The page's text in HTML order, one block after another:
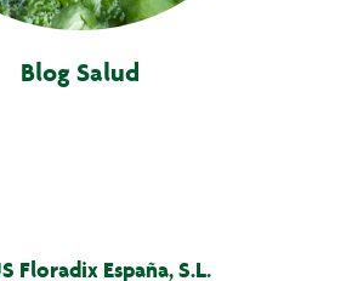
Blog Salud
Floradix España, S.L.